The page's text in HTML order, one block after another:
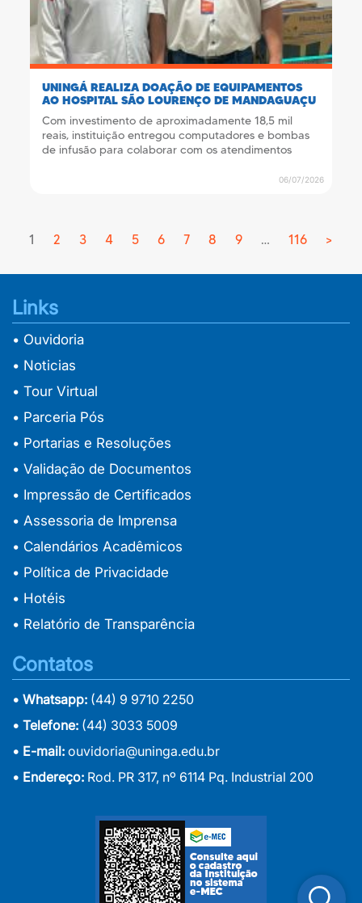
UNINGÁ REALIZA DOAÇÃO DE EQUIPAMENTOS
AO HOSPITAL SÃO LOURENÇO DE MANDAGUAÇU
Com investimento de aproximadamente 18,5 mil
reais, instituição entregou computadores e bombas
de infusão para colaborar com os atendimentos
06/07/2026
1 2 3 4 5 6 7 8 9 … 116 >
Links
• Ouvidoria
• Noticias
• Tour Virtual
• Parceria Pós
• Portarias e Resoluções
• Validação de Documentos
• Impressão de Certificados
• Assessoria de Imprensa
• Calendários Acadêmicos
• Política de Privacidade
• Hotéis
• Relatório de Transparência
Contatos
• Whatsapp: (44) 9 9710 2250
• Telefone: (44) 3033 5009
• E-mail: ouvidoria@uninga.edu.br
• Endereço: Rod. PR 317, nº 6114 Pq. Industrial 200